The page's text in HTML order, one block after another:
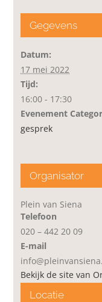
Gegevens
Datum:
17 mei 2022
Tijd:
16:00 - 17:30
Evenement
gesprek
Locatie
Organisator
Plein van Siena
Telefoon
020 – 442 20 09
E-mail
Bekijk de site van